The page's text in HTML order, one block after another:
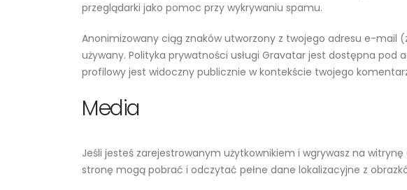
przeglądarki jako pomoc przy wykrywaniu spamu.
Anonimizowany ciąg znaków utworzony z twojego adresu e-mail
używany. Polityka prywatności usługi Gravatar jest dostępna
profilowy jest widoczny publicznie w kontekście twojego
Media
Jeśli jesteś zarejestrowanym użytkownikiem i wgrywasz na
stronę mogą pobrać i odczytać pełne dane lokalizacyjne z